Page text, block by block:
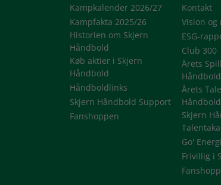
Kampkalender 2026/27
Kampfakta 2025/26
Historien om Skjern
Håndbold
Køb aktier i Skjern
Håndbold
Håndboldlinks
Skjern Håndbold Support
Fanshoppen
Kontakt
Vision og
ESG-
Club 300
Årets
Håndbold
Årets
Håndbold
Skjern
Go'
Frivillig i